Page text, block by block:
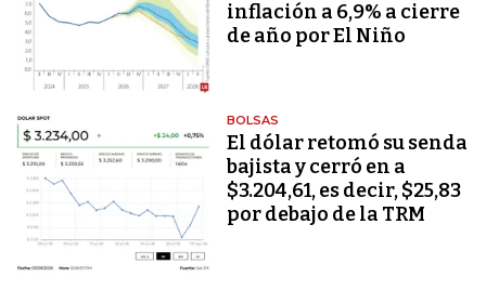
inflación a 6,9% a cierre
de año por El Niño
BOLSAS
El dólar retomó su senda
bajista y cerró en a
$3.204,61, es decir, $25,83
por debajo de la TRM